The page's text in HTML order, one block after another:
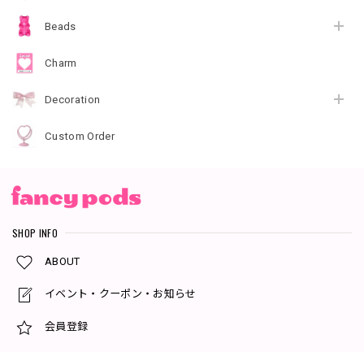
Beads
Charm
Decoration
Custom Order
SHOP INFO
ABOUT
イベント・クーポン・お知らせ
会員登録